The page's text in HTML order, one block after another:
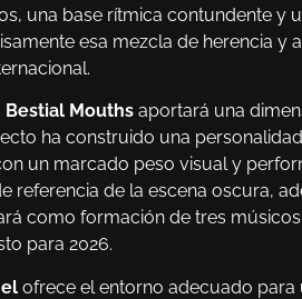
una base rítmica contundente y
esa mezcla de herencia
Bestial Mouths aportará una
ha construido una
un marcado peso visual y
referencia de la escena oscura,
como formación de tres
para 2026.
ofrece el entorno adecuado para